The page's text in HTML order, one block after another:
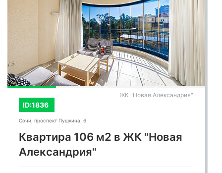
ID:1836
ЖК "Новая Александрия"
Сочи, проспект Пушкина, 6
Квартира 106 м2 в ЖК "Новая
Александрия"